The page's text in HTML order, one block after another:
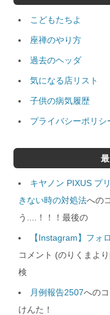
こどもたちよ
座禅のやり方
過去のヘッダ
気になる店リスト
子供の病気履歴
プライバシーポリシ
キヤノン PIXUS プ
きない時の対処法への
う....！！！最後の
【Instagram】フォ
コメント (のりくまよ
検
月例報告2507への
けんた！